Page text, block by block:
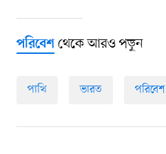
পরিবেশথেকে আরও পড়ুন
পাখি ভারত পরিবেশ